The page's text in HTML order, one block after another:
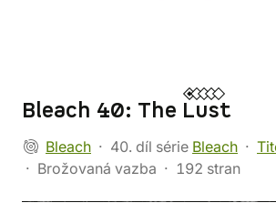
Bleach 40: The Lust
Bleach 40. díl série Bleach
Brožovaná vazba
192 stran